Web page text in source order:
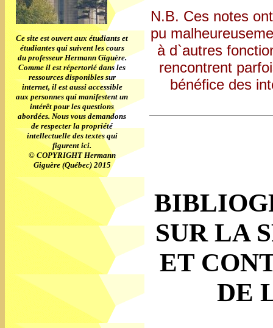
Ce site est ouvert aux étudiants et
étudiantes qui suivent les cours
du professeur Hermann Giguère.
Comme il est répertorié dans les
ressources disponibles sur
internet, il est aussi accessible
aux personnes qui manifestent un
intérêt pour les questions
abordées. Nous vous demandons
de respecter la propriété
intellectuelle des textes qui
figurent ici.
© COPYRIGHT Hermann
Giguère (Québec) 2015
N.B. Ces notes
pu
à d`autres
rencontrent
bénéfice des
SUR LA
ET
DE